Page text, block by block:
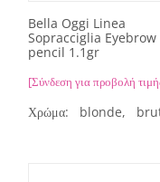
Bella Oggi Linea
Sopracciglia Eyebrow
pencil 1.1gr
[Σύνδεση για προβολή
Χρώμα: blonde,